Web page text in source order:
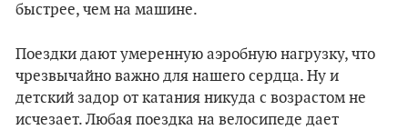
быстрее, чем на машине.
Поездки дают умеренную аэробную нагрузку, что
чрезвычайно важно для нашего сердца. Ну и
детский задор от катания никуда с возрастом не
исчезает. Любая поездка на велосипеде дает